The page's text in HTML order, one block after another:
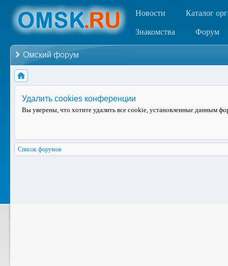
Новости Каталог
Знакомства Форум
Омский форум
Удалить cookies конференции
Вы уверены, что хотите удалить все cookie, установленные данным
Список форумов